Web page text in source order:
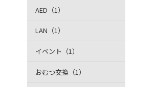
AED（1）
LAN（1）
イベント（1）
おむつ交換（1）